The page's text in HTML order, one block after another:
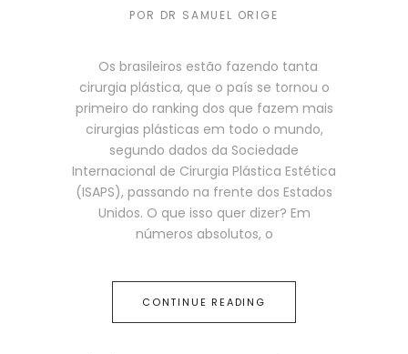
POR DR SAMUEL ORIGE
Os brasileiros estão fazendo tanta
cirurgia plástica, que o país se tornou o
primeiro do ranking dos que fazem mais
cirurgias plásticas em todo o mundo,
segundo dados da Sociedade
Internacional de Cirurgia Plástica Estética
(ISAPS), passando na frente dos Estados
Unidos. O que isso quer dizer? Em
números absolutos, o
CONTINUE READING